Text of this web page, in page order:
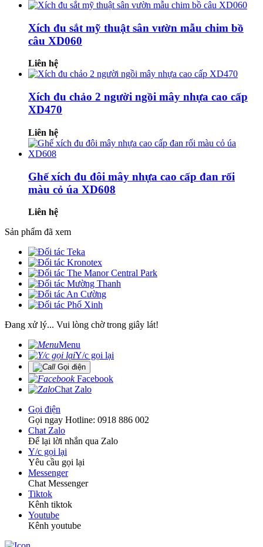
Xích đu sắt mỹ thuật sân vườn mẫu chim bồ
câu XD060
Liên hệ
Xích đu chảo 2 người ngồi mây nhựa cao cấp
XD470
Liên hệ
Ghế xích đu đôi mây nhựa cao cấp đan rối
màu cỏ úa XD608
Liên hệ
Sản phẩm đã xem
Đang xử lý... Vui lòng chờ trong giây lát!
Menu
Y/c gọi lại
Gọi điện
Facebook
Chat Zalo
Gọi điện
Gọi ngay Hotline: 0918 886 002
Chat Zalo
Để lại lời nhắn qua Zalo
Y/c gọi lại
Yêu cầu gọi lại
Messenger
Chat Messenger
Tiktok
Kênh tiktok
Youtube
Kênh youtube